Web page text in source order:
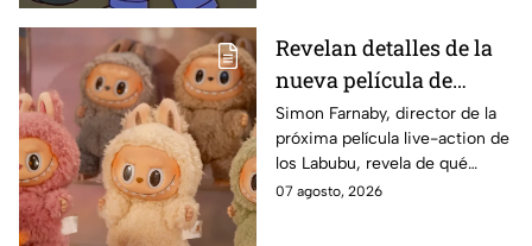
Revelan detalles de la
nueva película de
Labubu: de qué tratará
y cuándo se estrena
Simon Farnaby, director de la
próxima película live-action de
los Labubu, revela de qué
tratará la cinta. Aquí te
07 agosto, 2026